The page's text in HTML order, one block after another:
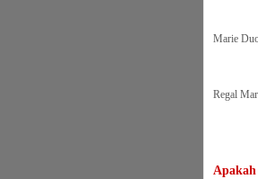
Marie
Regal